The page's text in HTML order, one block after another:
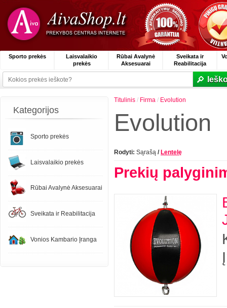
Sporto prekės
Laisvalaikio
prekės
Rūbai Avalynė
Aksesuarai
Sveikata ir
Reabilitacija
Kategorijos
Sporto prekės
Laisvalaikio prekės
Rūbai Avalynė Aksesuarai
Sveikata ir Reabilitacija
Vonios Kambario Įranga
Titulinis / Firma / Evolution
Evolution
Rodyti: Sąrašą / Lentelę
Prekių